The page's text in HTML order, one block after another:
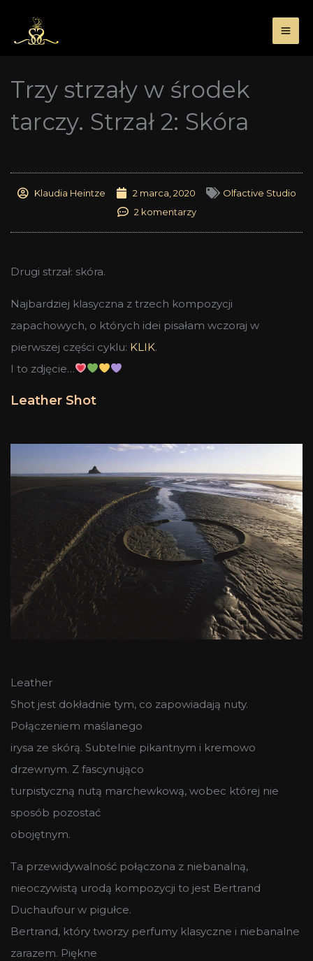
treści
Trzy strzały w środek
tarczy. Strzał 2: Skóra
Klaudia Heintze 2 marca, 2020
Olfactive Studio
2 komentarzy
Drugi strzał: skóra.
Najbardziej klasyczna z trzech kompozycji
zapachowych, o których idei pisałam wczoraj w
pierwszej części cyklu: KLIK.
I to zdjęcie…
Leather Shot
Leather
Shot jest dokładnie tym, co zapowiadają nuty.
Połączeniem maślanego
irysa ze skórą. Subtelnie pikantnym i kremowo
drzewnym. Z fascynująco
turpistyczną nutą marchewkową, wobec której nie
sposób pozostać
obojętnym.
Ta przewidywalność połączona z niebanalną,
nieoczywistą urodą kompozycji to jest Bertrand
Duchaufour w pigułce.
Bertrand, który tworzy perfumy klasyczne i niebanalne
zarazem. Piękne